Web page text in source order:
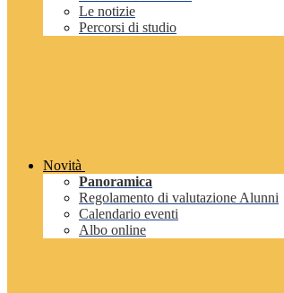
Le notizie
Percorsi di studio
Novità
Panoramica
Regolamento di valutazione Alunni
Calendario eventi
Albo online